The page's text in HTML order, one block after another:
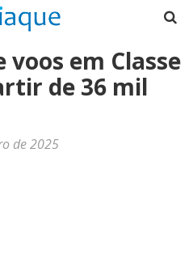
voos em Classe
de 36 mil
de 2025